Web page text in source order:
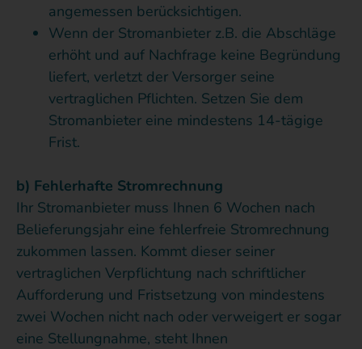
angemessen berücksichtigen.
Wenn der Stromanbieter z.B. die Abschläge
erhöht und auf Nachfrage keine Begründung
liefert, verletzt der Versorger seine
vertraglichen Pflichten. Setzen Sie dem
Stromanbieter eine mindestens 14-tägige
Frist.
b) Fehlerhafte Stromrechnung
Ihr Stromanbieter muss Ihnen 6 Wochen nach
Belieferungsjahr eine fehlerfreie Stromrechnung
zukommen lassen. Kommt dieser seiner
vertraglichen Verpflichtung nach schriftlicher
Aufforderung und Fristsetzung von mindestens
zwei Wochen nicht nach oder verweigert er sogar
eine Stellungnahme, steht Ihnen